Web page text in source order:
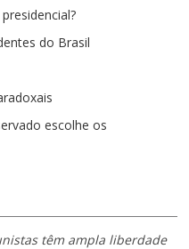
do Brasil
escolhe os
têm ampla liberdade